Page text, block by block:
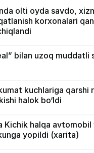
olti oyda savdo,
korxonalari
bilan uzoq muddatli
kuchlariga qarshi
halok bo‘ldi
Kichik halqa avtomobil
yopildi (xarita)